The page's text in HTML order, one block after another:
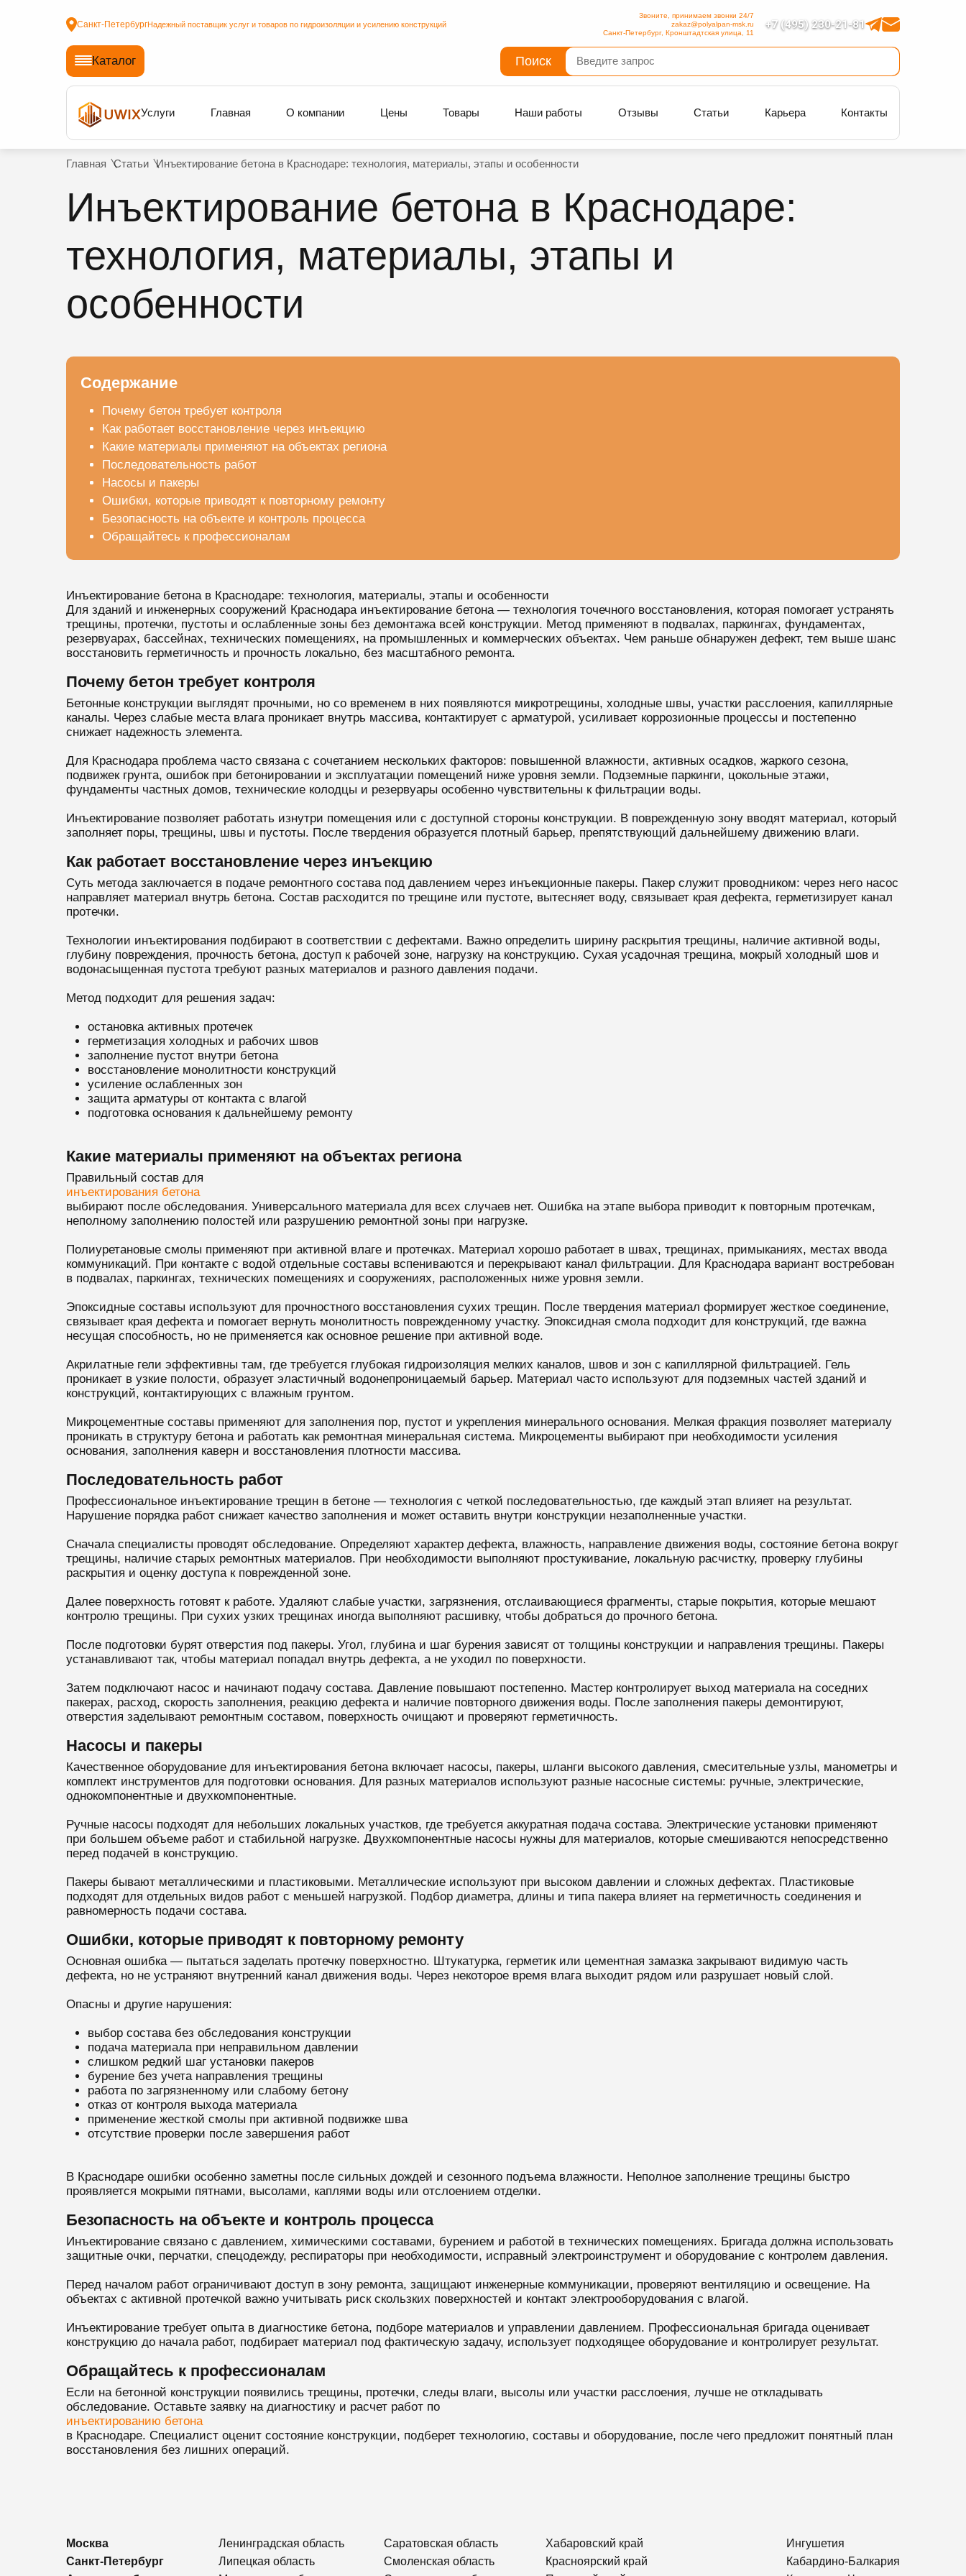
Санкт-ПетербургНадежный поставщик услуг и товаров по гидроизоляции и усилению конструкций +7 (495) 230-21-81
Звоните, принимаем звонки 24/7
zakaz@polyalpan-msk.ru
Санкт-Петербург, Кронштадтская улица, 11
Каталог Поиск
Услуги Главная О компании Цены Товары Наши работы Отзывы Статьи Карьера Контакты
Главная Статьи Инъектирование бетона в Краснодаре: технология, материалы, этапы и особенности
Инъектирование бетона в Краснодаре:
технология, материалы, этапы и
особенности
Содержание
Почему бетон требует контроля
Как работает восстановление через инъекцию
Какие материалы применяют на объектах региона
Последовательность работ
Насосы и пакеры
Ошибки, которые приводят к повторному ремонту
Безопасность на объекте и контроль процесса
Обращайтесь к профессионалам
Инъектирование бетона в Краснодаре: технология, материалы, этапы и особенности
Для зданий и инженерных сооружений Краснодара инъектирование бетона — технология точечного восстановления, которая помогает устранять
трещины, протечки, пустоты и ослабленные зоны без демонтажа всей конструкции. Метод применяют в подвалах, паркингах, фундаментах,
резервуарах, бассейнах, технических помещениях, на промышленных и коммерческих объектах. Чем раньше обнаружен дефект, тем выше шанс
восстановить герметичность и прочность локально, без масштабного ремонта.
Почему бетон требует контроля
Бетонные конструкции выглядят прочными, но со временем в них появляются микротрещины, холодные швы, участки расслоения, капиллярные
каналы. Через слабые места влага проникает внутрь массива, контактирует с арматурой, усиливает коррозионные процессы и постепенно
снижает надежность элемента.
Для Краснодара проблема часто связана с сочетанием нескольких факторов: повышенной влажности, активных осадков, жаркого сезона,
подвижек грунта, ошибок при бетонировании и эксплуатации помещений ниже уровня земли. Подземные паркинги, цокольные этажи,
фундаменты частных домов, технические колодцы и резервуары особенно чувствительны к фильтрации воды.
Инъектирование позволяет работать изнутри помещения или с доступной стороны конструкции. В поврежденную зону вводят материал, который
заполняет поры, трещины, швы и пустоты. После твердения образуется плотный барьер, препятствующий дальнейшему движению влаги.
Как работает восстановление через инъекцию
Суть метода заключается в подаче ремонтного состава под давлением через инъекционные пакеры. Пакер служит проводником: через него насос
направляет материал внутрь бетона. Состав расходится по трещине или пустоте, вытесняет воду, связывает края дефекта, герметизирует канал
протечки.
Технологии инъектирования подбирают в соответствии с дефектами. Важно определить ширину раскрытия трещины, наличие активной воды,
глубину повреждения, прочность бетона, доступ к рабочей зоне, нагрузку на конструкцию. Сухая усадочная трещина, мокрый холодный шов и
водонасыщенная пустота требуют разных материалов и разного давления подачи.
Метод подходит для решения задач:
остановка активных протечек
герметизация холодных и рабочих швов
заполнение пустот внутри бетона
восстановление монолитности конструкций
усиление ослабленных зон
защита арматуры от контакта с влагой
подготовка основания к дальнейшему ремонту
Какие материалы применяют на объектах региона
Правильный состав для
инъектирования бетона
выбирают после обследования. Универсального материала для всех случаев нет. Ошибка на этапе выбора приводит к повторным протечкам,
неполному заполнению полостей или разрушению ремонтной зоны при нагрузке.
Полиуретановые смолы применяют при активной влаге и протечках. Материал хорошо работает в швах, трещинах, примыканиях, местах ввода
коммуникаций. При контакте с водой отдельные составы вспениваются и перекрывают канал фильтрации. Для Краснодара вариант востребован
в подвалах, паркингах, технических помещениях и сооружениях, расположенных ниже уровня земли.
Эпоксидные составы используют для прочностного восстановления сухих трещин. После твердения материал формирует жесткое соединение,
связывает края дефекта и помогает вернуть монолитность поврежденному участку. Эпоксидная смола подходит для конструкций, где важна
несущая способность, но не применяется как основное решение при активной воде.
Акрилатные гели эффективны там, где требуется глубокая гидроизоляция мелких каналов, швов и зон с капиллярной фильтрацией. Гель
проникает в узкие полости, образует эластичный водонепроницаемый барьер. Материал часто используют для подземных частей зданий и
конструкций, контактирующих с влажным грунтом.
Микроцементные составы применяют для заполнения пор, пустот и укрепления минерального основания. Мелкая фракция позволяет материалу
проникать в структуру бетона и работать как ремонтная минеральная система. Микроцементы выбирают при необходимости усиления
основания, заполнения каверн и восстановления плотности массива.
Последовательность работ
Профессиональное инъектирование трещин в бетоне — технология с четкой последовательностью, где каждый этап влияет на результат.
Нарушение порядка работ снижает качество заполнения и может оставить внутри конструкции незаполненные участки.
Сначала специалисты проводят обследование. Определяют характер дефекта, влажность, направление движения воды, состояние бетона вокруг
трещины, наличие старых ремонтных материалов. При необходимости выполняют простукивание, локальную расчистку, проверку глубины
раскрытия и оценку доступа к поврежденной зоне.
Далее поверхность готовят к работе. Удаляют слабые участки, загрязнения, отслаивающиеся фрагменты, старые покрытия, которые мешают
контролю трещины. При сухих узких трещинах иногда выполняют расшивку, чтобы добраться до прочного бетона.
После подготовки бурят отверстия под пакеры. Угол, глубина и шаг бурения зависят от толщины конструкции и направления трещины. Пакеры
устанавливают так, чтобы материал попадал внутрь дефекта, а не уходил по поверхности.
Затем подключают насос и начинают подачу состава. Давление повышают постепенно. Мастер контролирует выход материала на соседних
пакерах, расход, скорость заполнения, реакцию дефекта и наличие повторного движения воды. После заполнения пакеры демонтируют,
отверстия заделывают ремонтным составом, поверхность очищают и проверяют герметичность.
Насосы и пакеры
Качественное оборудование для инъектирования бетона включает насосы, пакеры, шланги высокого давления, смесительные узлы, манометры и
комплект инструментов для подготовки основания. Для разных материалов используют разные насосные системы: ручные, электрические,
однокомпонентные и двухкомпонентные.
Ручные насосы подходят для небольших локальных участков, где требуется аккуратная подача состава. Электрические установки применяют
при большем объеме работ и стабильной нагрузке. Двухкомпонентные насосы нужны для материалов, которые смешиваются непосредственно
перед подачей в конструкцию.
Пакеры бывают металлическими и пластиковыми. Металлические используют при высоком давлении и сложных дефектах. Пластиковые
подходят для отдельных видов работ с меньшей нагрузкой. Подбор диаметра, длины и типа пакера влияет на герметичность соединения и
равномерность подачи состава.
Ошибки, которые приводят к повторному ремонту
Основная ошибка — пытаться заделать протечку поверхностно. Штукатурка, герметик или цементная замазка закрывают видимую часть
дефекта, но не устраняют внутренний канал движения воды. Через некоторое время влага выходит рядом или разрушает новый слой.
Опасны и другие нарушения:
выбор состава без обследования конструкции
подача материала при неправильном давлении
слишком редкий шаг установки пакеров
бурение без учета направления трещины
работа по загрязненному или слабому бетону
отказ от контроля выхода материала
применение жесткой смолы при активной подвижке шва
отсутствие проверки после завершения работ
В Краснодаре ошибки особенно заметны после сильных дождей и сезонного подъема влажности. Неполное заполнение трещины быстро
проявляется мокрыми пятнами, высолами, каплями воды или отслоением отделки.
Безопасность на объекте и контроль процесса
Инъектирование связано с давлением, химическими составами, бурением и работой в технических помещениях. Бригада должна использовать
защитные очки, перчатки, спецодежду, респираторы при необходимости, исправный электроинструмент и оборудование с контролем давления.
Перед началом работ ограничивают доступ в зону ремонта, защищают инженерные коммуникации, проверяют вентиляцию и освещение. На
объектах с активной протечкой важно учитывать риск скользких поверхностей и контакт электрооборудования с влагой.
Инъектирование требует опыта в диагностике бетона, подборе материалов и управлении давлением. Профессиональная бригада оценивает
конструкцию до начала работ, подбирает материал под фактическую задачу, использует подходящее оборудование и контролирует результат.
Обращайтесь к профессионалам
Если на бетонной конструкции появились трещины, протечки, следы влаги, высолы или участки расслоения, лучше не откладывать
обследование. Оставьте заявку на диагностику и расчет работ по
инъектированию бетона
в Краснодаре. Специалист оценит состояние конструкции, подберет технологию, составы и оборудование, после чего предложит понятный план
восстановления без лишних операций.
Москва
Санкт-Петербург
Ленинградская область
Липецкая область
Саратовская область
Смоленская область
Хабаровский край
Красноярский край
Ингушетия
Кабардино-Балкария